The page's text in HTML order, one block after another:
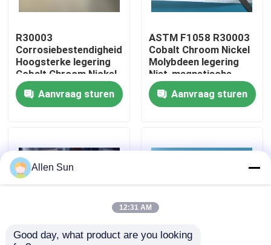
Fabriekstocht
Kwaliteitscontrole
Nieuws
Vraag een offerte
R30003
Corrosiebestendigheid
Hoogsterke legering
Cobalt Chroom Nickel
Molybdeen
Aanvraag sturen
ASTM F1058 R30003
Cobalt Chroom Nickel
Molybdeen legering
Niet-magnetische
legeringen
Aanvraag sturen
Allen Sun
12:31 AM
Good day, what product are you looking